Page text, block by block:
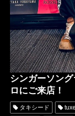
シンガーソン
ロにご来店！
タキシード